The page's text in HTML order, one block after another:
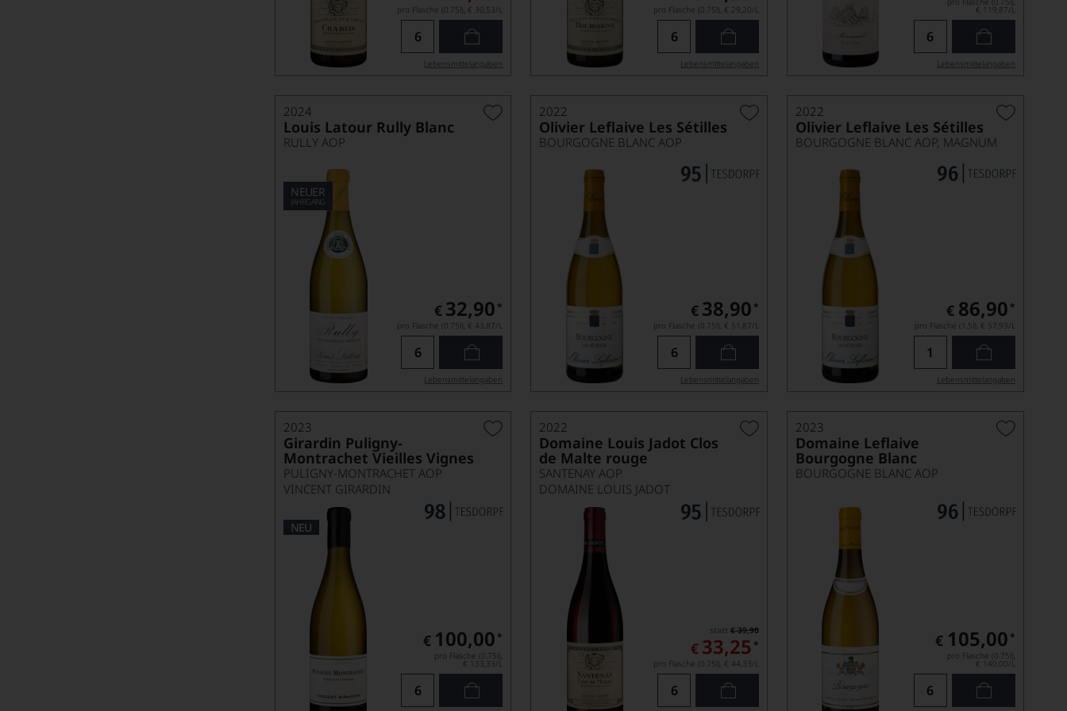
pro Flasche (0.75l), € 30,53/L
Lebensmittel­angaben
pro Flasche (0.75l), € 29,20/L
Lebensmittel­angaben
€ 119,87/L
Lebensmittel­angaben
2024
Louis Latour Rully Blanc
RULLY AOP
NEUER
JAHRGANG
€ 32,90 *
pro Flasche (0.75l), € 43,87/L
Lebensmittel­angaben
2022
Olivier Leflaive Les Sétilles
BOURGOGNE BLANC AOP
€ 38,90 *
pro Flasche (0.75l), € 51,87/L
Lebensmittel­angaben
2022
Olivier Leflaive Les Sétilles
BOURGOGNE BLANC AOP, MAGNUM
€ 86,90 *
pro Flasche (1.5l), € 57,93/L
Lebensmittel­angaben
2023
Girardin Puligny-
Montrachet Vieilles Vignes
PULIGNY-MONTRACHET AOP
VINCENT GIRARDIN
NEU
€ 100,00 *
pro Flasche (0.75l),
€ 133,33/L
2022
Domaine Louis Jadot Clos
de Malte rouge
SANTENAY AOP
DOMAINE LOUIS JADOT
€ 39,90
€ 33,25 *
pro Flasche (0.75l), € 44,33/L
2023
Domaine Leflaive
Bourgogne Blanc
BOURGOGNE BLANC AOP
€ 105,00 *
pro Flasche (0.75l),
€ 140,00/L